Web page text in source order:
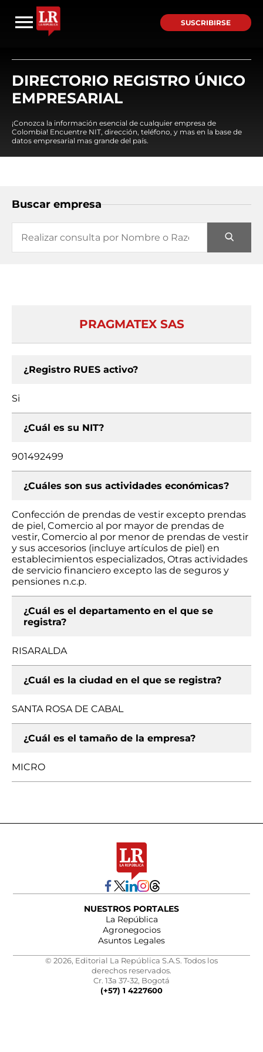
SUSCRIBIRSE
DIRECTORIO REGISTRO ÚNICO
EMPRESARIAL
¡Conozca la información esencial de cualquier empresa de
Colombia! Encuentre NIT, dirección, teléfono, y mas en la base de
datos empresarial mas grande del país.
Buscar empresa
PRAGMATEX SAS
¿Registro RUES activo?
Si
¿Cuál es su NIT?
901492499
¿Cuáles son sus actividades económicas?
Confección de prendas de vestir excepto prendas
de piel, Comercio al por mayor de prendas de
vestir, Comercio al por menor de prendas de vestir
y sus accesorios (incluye artículos de piel) en
establecimientos especializados, Otras actividades
de servicio financiero excepto las de seguros y
pensiones n.c.p.
¿Cuál es el departamento en el que se
registra?
RISARALDA
¿Cuál es la ciudad en el que se registra?
SANTA ROSA DE CABAL
¿Cuál es el tamaño de la empresa?
MICRO
NUESTROS PORTALES
La República
Agronegocios
Asuntos Legales
© 2026, Editorial La República S.A.S. Todos los
derechos reservados.
Cr. 13a 37-32, Bogotá
(+57) 1 4227600